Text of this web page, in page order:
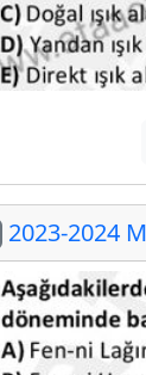
2023-2024